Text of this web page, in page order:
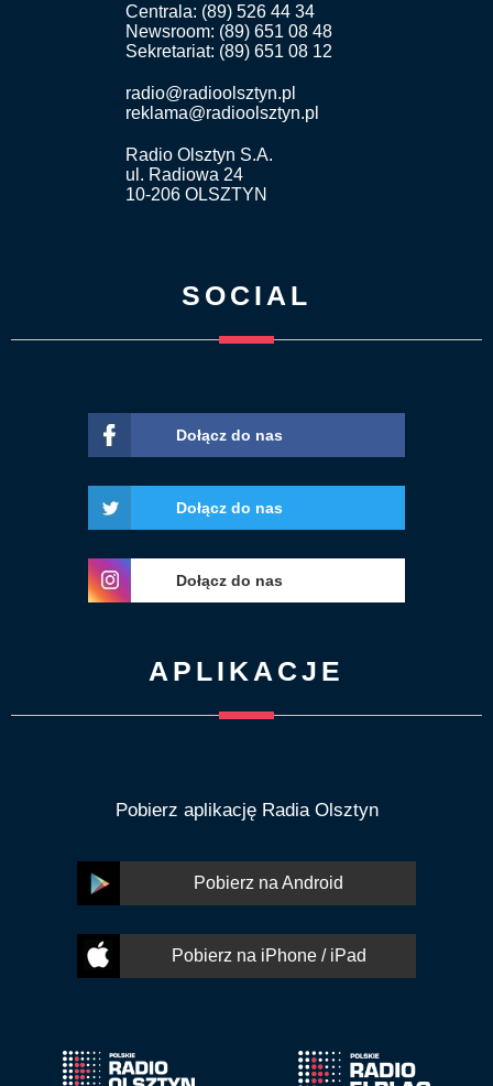
Centrala: (89) 526 44 34
Newsroom: (89) 651 08 48
Sekretariat: (89) 651 08 12
radio@radioolsztyn.pl
reklama@radioolsztyn.pl
Radio Olsztyn S.A.
ul. Radiowa 24
10-206 OLSZTYN
SOCIAL
Dołącz do nas
Dołącz do nas
Dołącz do nas
APLIKACJE
Pobierz aplikację Radia Olsztyn
Pobierz na Android
Pobierz na iPhone / iPad